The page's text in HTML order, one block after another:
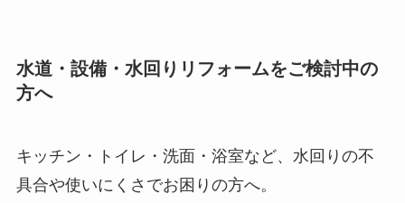
水道・設備・水回りリフォームをご検討中の
方へ
キッチン・トイレ・洗面・浴室など、水回りの不
具合や使いにくさでお困りの方へ。